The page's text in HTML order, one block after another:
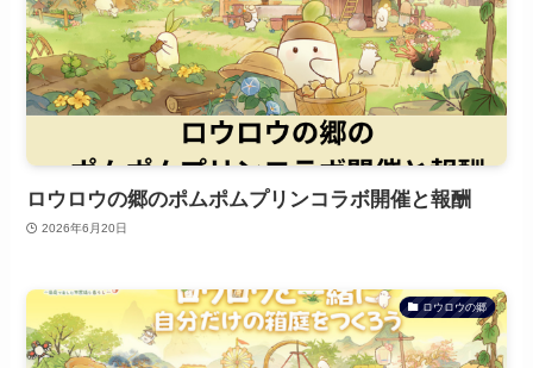
ロウロウの郷のポムポムプリンコラボ開催と報酬
2026年6月20日
ロウロウの郷